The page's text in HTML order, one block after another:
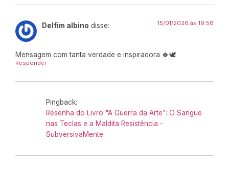
Delfim albino disse: 15/01/2026 às 19:58
Mensagem com tanta verdade e inspiradora 🍀🕊️
Responder
Pingback:
Resenha do Livro "A Guerra da Arte": O Sangue
nas Teclas e a Maldita Resistência -
SubversivaMente